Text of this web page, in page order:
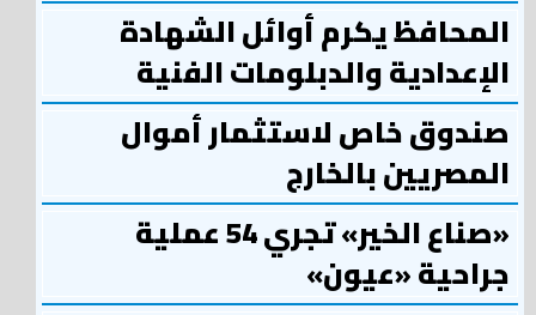
المحافظ يكرم أوائل الشهادة
الإعدادية والدبلومات الفنية
صندوق خاص لاستثمار أموال
المصريين بالخارج
«صناع الخير» تجري 54 عملية
جراحية «عيون»